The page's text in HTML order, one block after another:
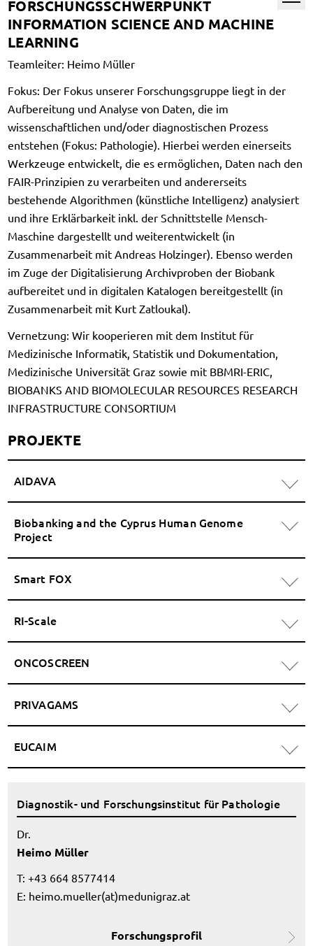
FORSCHUNGSSCHWERPUNKT
INFORMATION SCIENCE AND MACHINE
LEARNING
Teamleiter: Heimo Müller
Fokus: Der Fokus unserer Forschungsgruppe liegt in der
Aufbereitung und Analyse von Daten, die im
wissenschaftlichen und/oder diagnostischen Prozess
entstehen (Fokus: Pathologie). Hierbei werden einerseits
Werkzeuge entwickelt, die es ermöglichen, Daten nach den
FAIR-Prinzipien zu verarbeiten und andererseits
bestehende Algorithmen (künstliche Intelligenz) analysiert
und ihre Erklärbarkeit inkl. der Schnittstelle Mensch-
Maschine dargestellt und weiterentwickelt (in
Zusammenarbeit mit Andreas Holzinger). Ebenso werden
im Zuge der Digitalisierung Archivproben der Biobank
aufbereitet und in digitalen Katalogen bereitgestellt (in
Zusammenarbeit mit Kurt Zatloukal).
Vernetzung: Wir kooperieren mit dem Institut für
Medizinische Informatik, Statistik und Dokumentation,
Medizinische Universität Graz sowie mit BBMRI-ERIC,
BIOBANKS AND BIOMOLECULAR RESOURCES RESEARCH
INFRASTRUCTURE CONSORTIUM
PROJEKTE
AIDAVA
Biobanking and the Cyprus Human Genome
Project
Smart FOX
RI-Scale
ONCOSCREEN
PRIVAGAMS
EUCAIM
Diagnostik- und Forschungsinstitut für Pathologie
Dr.
Heimo Müller
T: +43 664 8577414
E: heimo.mueller(at)medunigraz.at
Forschungsprofil